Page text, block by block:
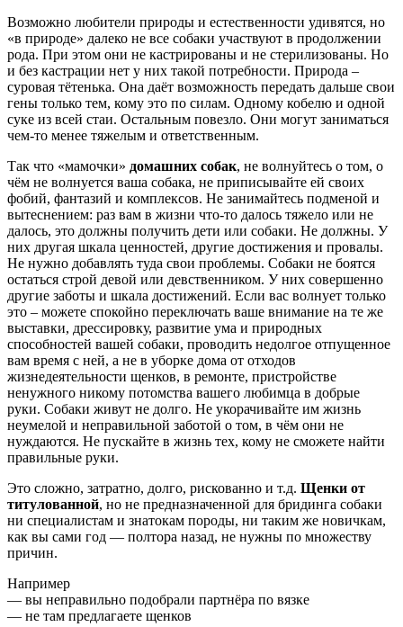
Возможно любители природы и естественности удивятся, но
«в природе» далеко не все собаки участвуют в продолжении
рода. При этом они не кастрированы и не стерилизованы. Но
и без кастрации нет у них такой потребности. Природа –
суровая тётенька. Она даёт возможность передать дальше свои
гены только тем, кому это по силам. Одному кобелю и одной
суке из всей стаи. Остальным повезло. Они могут заниматься
чем-то менее тяжелым и ответственным.
Так что «мамочки» домашних собак, не волнуйтесь о том, о
чём не волнуется ваша собака, не приписывайте ей своих
фобий, фантазий и комплексов. Не занимайтесь подменой и
вытеснением: раз вам в жизни что-то далось тяжело или не
далось, это должны получить дети или собаки. Не должны. У
них другая шкала ценностей, другие достижения и провалы.
Не нужно добавлять туда свои проблемы. Собаки не боятся
остаться строй девой или девственником. У них совершенно
другие заботы и шкала достижений. Если вас волнует только
это – можете спокойно переключать ваше внимание на те же
выставки, дрессировку, развитие ума и природных
способностей вашей собаки, проводить недолгое отпущенное
вам время с ней, а не в уборке дома от отходов
жизнедеятельности щенков, в ремонте, пристройстве
ненужного никому потомства вашего любимца в добрые
руки. Собаки живут не долго. Не укорачивайте им жизнь
неумелой и неправильной заботой о том, в чём они не
нуждаются. Не пускайте в жизнь тех, кому не сможете найти
правильные руки.
Это сложно, затратно, долго, рискованно и т.д. Щенки от
титулованной, но не предназначенной для бридинга собаки
ни специалистам и знатокам породы, ни таким же новичкам,
как вы сами год — полтора назад, не нужны по множеству
причин.
Например
— вы неправильно подобрали партнёра по вязке
— не там предлагаете щенков